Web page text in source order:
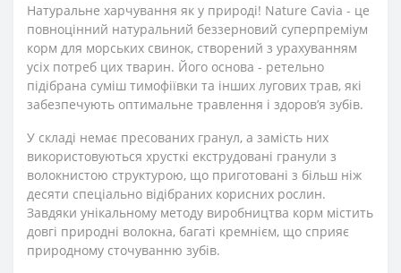
Натуральне харчування як у природі! Nature Cavia - це
повноцінний натуральний беззерновий суперпреміум
корм для морських свинок, створений з урахуванням
усіх потреб цих тварин. Його основа - ретельно
підібрана суміш тимофіївки та інших лугових трав, які
забезпечують оптимальне травлення і здоров’я зубів.
У складі немає пресованих гранул, а замість них
використовуються хрусткі екструдовані гранули з
волокнистою структурою, що приготовані з більш ніж
десяти спеціально відібраних корисних рослин.
Завдяки унікальному методу виробництва корм містить
довгі природні волокна, багаті кремнієм, що сприяє
природному сточуванню зубів.